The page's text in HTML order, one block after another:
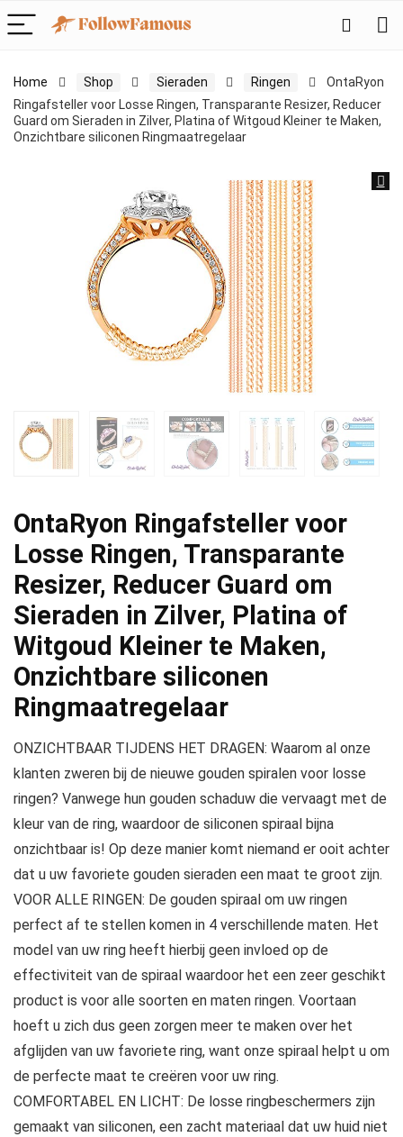
Home Shop Sieraden Ringen
OntaRyon
Ringafsteller voor Losse Ringen, Transparante Resizer, Reducer
Guard om Sieraden in Zilver, Platina of Witgoud Kleiner te Maken,
Onzichtbare siliconen Ringmaatregelaar
OntaRyon Ringafsteller voor
Losse Ringen, Transparante
Resizer, Reducer Guard om
Sieraden in Zilver, Platina of
Witgoud Kleiner te Maken,
Onzichtbare siliconen
Ringmaatregelaar
ONZICHTBAAR TIJDENS HET DRAGEN: Waarom al onze
klanten zweren bij de nieuwe gouden spiralen voor losse
ringen? Vanwege hun gouden schaduw die vervaagt met de
kleur van de ring, waardoor de siliconen spiraal bijna
onzichtbaar is! Op deze manier komt niemand er ooit achter
dat u uw favoriete gouden sieraden een maat te groot zijn.
VOOR ALLE RINGEN: De gouden spiraal om uw ringen
perfect af te stellen komen in 4 verschillende maten. Het
model van uw ring heeft hierbij geen invloed op de
effectiviteit van de spiraal waardoor het een zeer geschikt
product is voor alle soorten en maten ringen. Voortaan
hoeft u zich dus geen zorgen meer te maken over het
afglijden van uw favoriete ring, want onze spiraal helpt u om
de perfecte maat te creëren voor uw ring.
COMFORTABEL EN LICHT: De losse ringbeschermers zijn
gemaakt van siliconen, een zacht materiaal dat uw huid niet